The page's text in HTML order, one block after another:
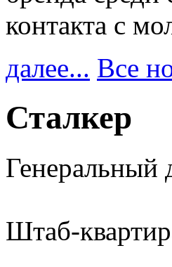
контакта с
далее... Все
Сталкер
Генеральный
Штаб-